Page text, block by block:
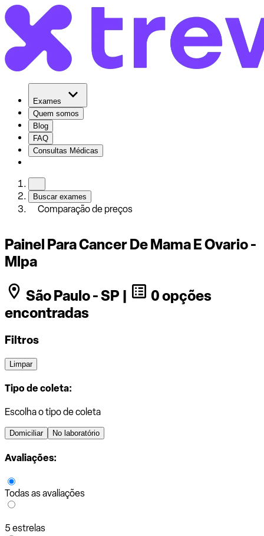
Exames
Quem somos
Blog
FAQ
Consultas Médicas
Buscar exames
Comparação de preços
Painel Para Cancer De Mama E Ovario -
Mlpa
São Paulo - SP |
0 opções
encontradas
Filtros
Limpar
Tipo de coleta:
Escolha o tipo de coleta
Domiciliar No laboratório
Avaliações:
Todas as avaliações
5 estrelas